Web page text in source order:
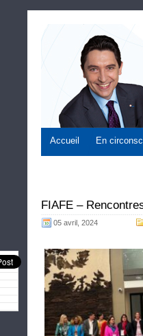
Accueil En
FIAFE –
05 avril, 2024